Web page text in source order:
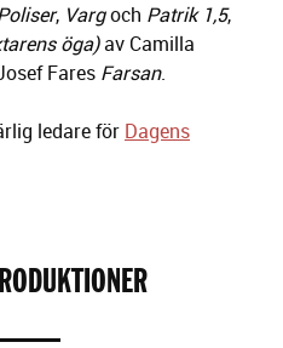
, Vargoch Patrik 1,5,
öga)av Camilla
Fares Farsan.
ledare för Dagens